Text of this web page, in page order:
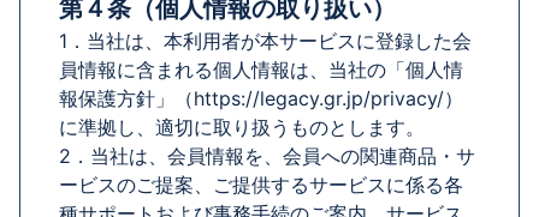
第４条（個人情報の取り扱い）
1．当社は、本利用者が本サービスに登録した会
員情報に含まれる個人情報は、当社の「個人情
報保護方針」（https://legacy.gr.jp/privacy/）
に準拠し、適切に取り扱うものとします。
2．当社は、会員情報を、会員への関連商品・サ
ービスのご提案、ご提供するサービスに係る各